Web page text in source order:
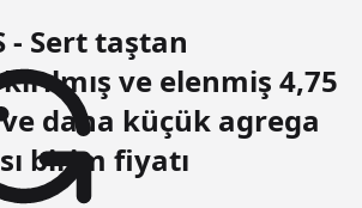
- Sert taştan
ve elenmiş 4,75
daha küçük agrega
birim fiyatı